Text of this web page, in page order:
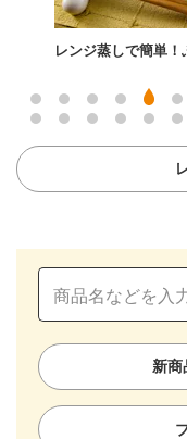
レンジ蒸しで簡単
新商